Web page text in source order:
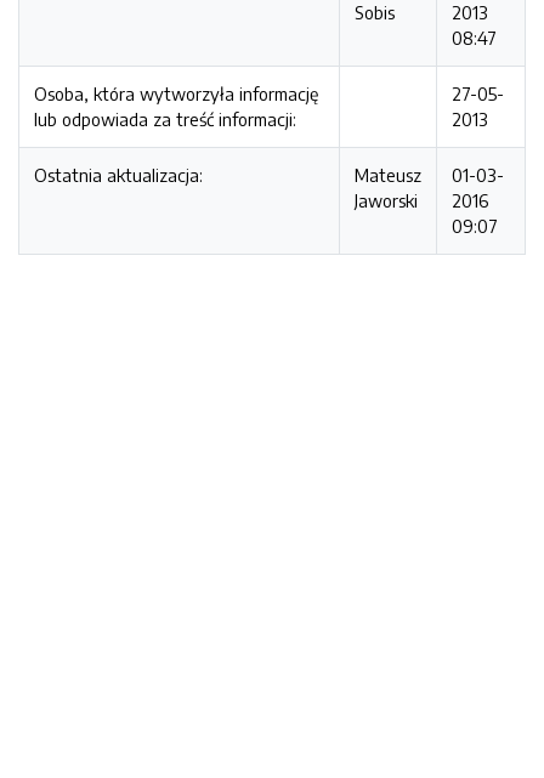
Sobis
2013
08:47
Osoba, która wytworzyła informację
lub odpowiada za treść informacji:
27-05-
2013
Ostatnia aktualizacja:
Mateusz
Jaworski
01-03-
2016
09:07